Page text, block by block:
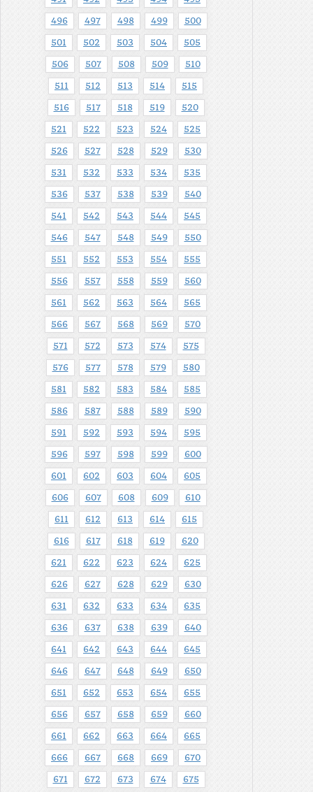
496 497 498 499 500
501 502 503 504 505
506 507 508 509 510
511 512 513 514 515
516 517 518 519 520
521 522 523 524 525
526 527 528 529 530
531 532 533 534 535
536 537 538 539 540
541 542 543 544 545
546 547 548 549 550
551 552 553 554 555
556 557 558 559 560
561 562 563 564 565
566 567 568 569 570
571 572 573 574 575
576 577 578 579 580
581 582 583 584 585
586 587 588 589 590
591 592 593 594 595
596 597 598 599 600
601 602 603 604 605
606 607 608 609 610
611 612 613 614 615
616 617 618 619 620
621 622 623 624 625
626 627 628 629 630
631 632 633 634 635
636 637 638 639 640
641 642 643 644 645
646 647 648 649 650
651 652 653 654 655
656 657 658 659 660
661 662 663 664 665
666 667 668 669 670
671 672 673 674 675